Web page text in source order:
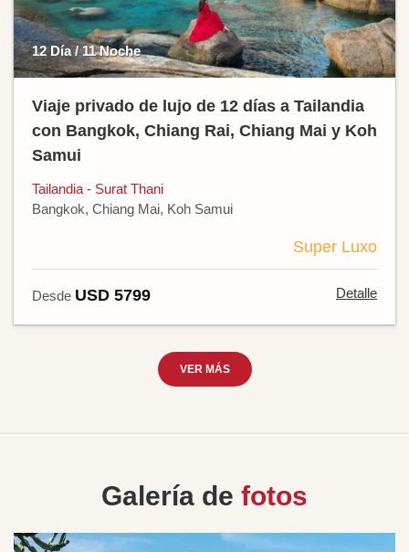
12 Día / 11 Noche
Viaje privado de lujo de 12 días a Tailandia
con Bangkok, Chiang Rai, Chiang Mai y Koh
Samui
Tailandia - Surat Thani
Bangkok, Chiang Mai, Koh Samui
Super Luxo
Desde USD 5799 Detalle
VER MÁS
Galería de fotos